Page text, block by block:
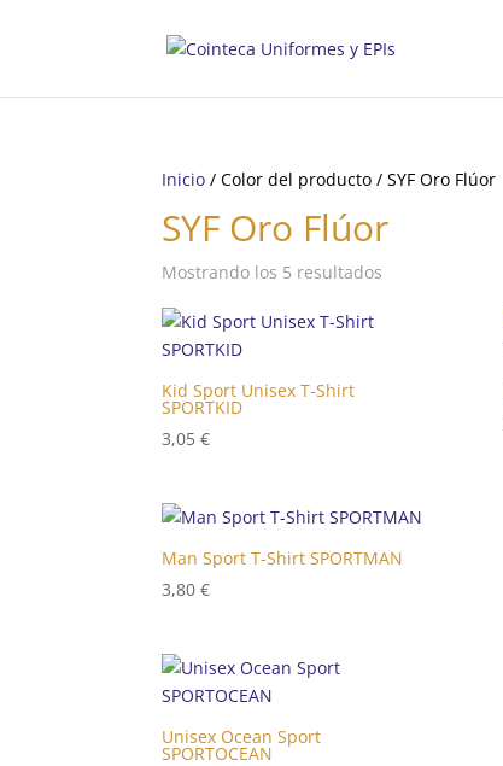
Inicio / Color del producto / SYF Oro Flúor
SYF Oro Flúor
Mostrando los 5 resultados
Kid Sport Unisex T-Shirt
SPORTKID
3,05€
Man Sport T-Shirt SPORTMAN
3,80€
Unisex Ocean Sport
SPORTOCEAN